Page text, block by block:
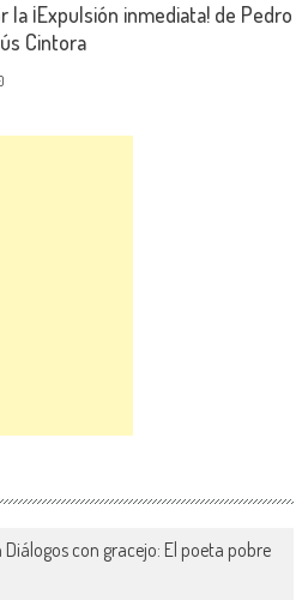
la ¡Expulsión inmediata! de Pedro
Cintora
Diálogos con gracejo: El poeta pobre